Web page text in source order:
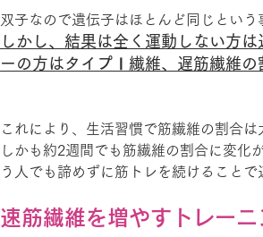
双子なので遺伝子はほとんど同じという
しかし、結果は全く運動しない方
ーの方はタイプⅠ繊維、遅筋繊維の
これにより、生活習慣で筋繊維の割合
しかも約2週間でも筋繊維の割合に変化
う人でも諦めずに筋トレを続けることで
速筋繊維を増やすトレーニ